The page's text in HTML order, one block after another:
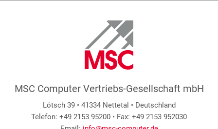
MSC Computer Vertriebs-Gesellschaft mbH
Lötsch 39 • 41334 Nettetal • Deutschland
Telefon: +49 2153 95200 • Fax: +49 2153 952030